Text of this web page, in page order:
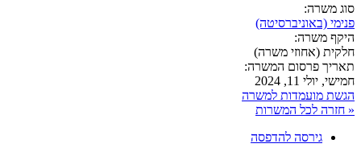
סוג משרה:
פנימי (באוניברסיטה)
היקף משרה:
חלקית (אחוזי משרה)
תאריך פרסום המשרה:
חמישי, יולי 11, 2024
הגשת מועמדות למשרה
« חזרה לכל המשרות
גירסה להדפסה